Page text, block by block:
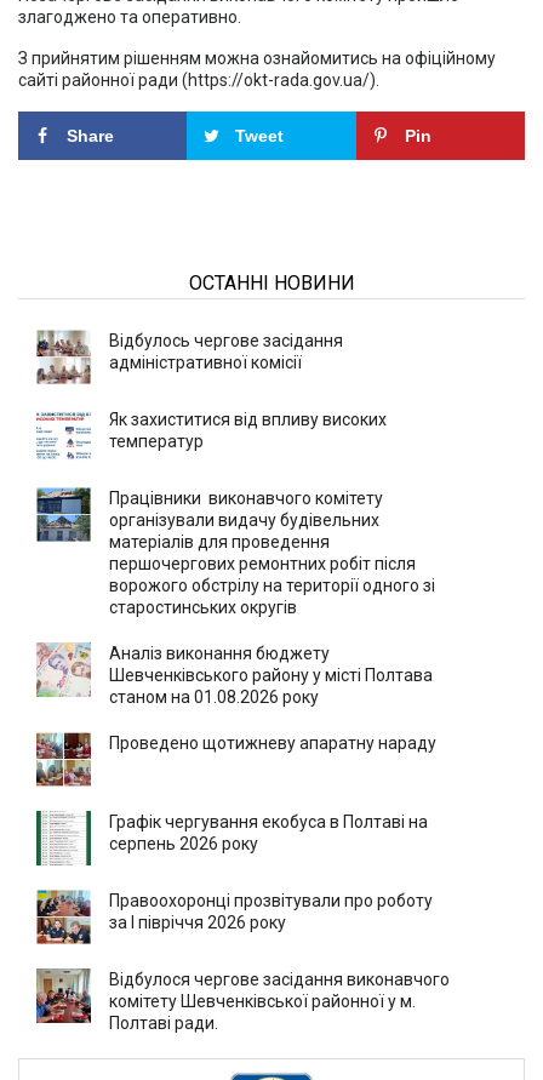
злагоджено та оперативно.
З прийнятим рішенням можна ознайомитись на офіційному
сайті районної ради (https://okt-rada.gov.ua/).
Share Tweet Pin
ОСТАННІ НОВИНИ
Відбулось чергове засідання
адміністративної комісії
Як захиститися від впливу високих
температур
Працівники виконавчого комітету
організували видачу будівельних
матеріалів для проведення
першочергових ремонтних робіт після
ворожого обстрілу на території одного зі
старостинських округів
Аналіз виконання бюджету
Шевченківського району у місті Полтава
станом на 01.08.2026 року
Проведено щотижневу апаратну нараду
Графік чергування екобуса в Полтаві на
серпень 2026 року
Правоохоронці прозвітували про роботу
за І півріччя 2026 року
Відбулося чергове засідання виконавчого
комітету Шевченківської районної у м.
Полтаві ради.